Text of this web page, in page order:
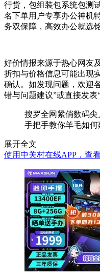
行货，包组装包系统包测
名下单用户专享办公神机
务双保障，高效办公就选
好价情报来源于热心网友
折扣与价格信息可能出现
确认。如发现问题，欢迎
错与问题建议”或直接发表
搜罗全网紧俏数码尖
手把手教你羊毛如何
展开全文
使用中关村在线APP，查